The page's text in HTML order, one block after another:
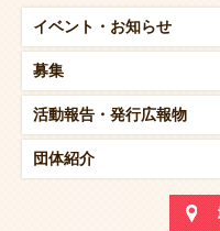
イベント・ お知らせ
募集
活動報告・ 発行広報物
団体紹介